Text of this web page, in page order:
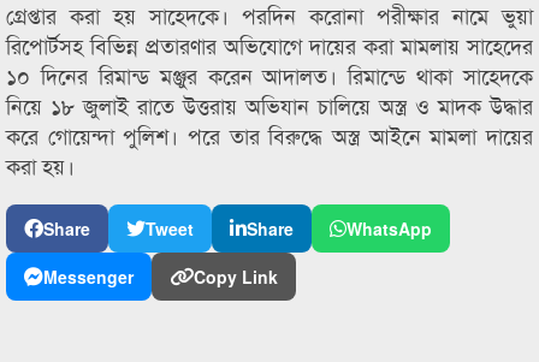
গ্রেপ্তার করা হয় সাহেদকে। পরদিন করোনা পরীক্ষার নামে ভুয়া
রিপোর্টসহ বিভিন্ন প্রতারণার অভিযোগে দায়ের করা মামলায় সাহেদের
১০ দিনের রিমান্ড মঞ্জুর করেন আদালত। রিমান্ডে থাকা সাহেদকে
নিয়ে ১৮ জুলাই রাতে উত্তরায় অভিযান চালিয়ে অস্ত্র ও মাদক উদ্ধার
করে গোয়েন্দা পুলিশ। পরে তার বিরুদ্ধে অস্ত্র আইনে মামলা দায়ের
করা হয়।
Share Tweet Share
WhatsApp
Messenger
Copy Link